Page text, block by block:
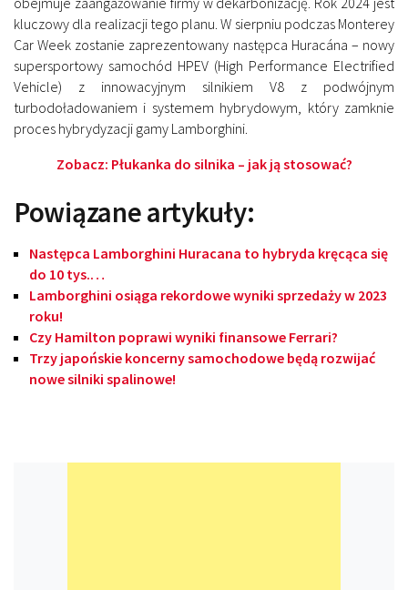
kluczowy dla realizacji tego planu. W sierpniu podczas Monterey
Car Week zostanie zaprezentowany następca Huracána – nowy
supersportowy samochód HPEV (High Performance Electrified
Vehicle) z innowacyjnym silnikiem V8 z podwójnym
turbodoładowaniem i systemem hybrydowym, który zamknie
proces hybrydyzacji gamy Lamborghini.
Zobacz: Płukanka do silnika – jak ją stosować?
Powiązane artykuły:
Następca Lamborghini Huracana to hybryda kręcąca się
do 10 tys.…
Lamborghini osiąga rekordowe wyniki sprzedaży w 2023
roku!
Czy Hamilton poprawi wyniki finansowe Ferrari?
Trzy japońskie koncerny samochodowe będą rozwijać
nowe silniki spalinowe!